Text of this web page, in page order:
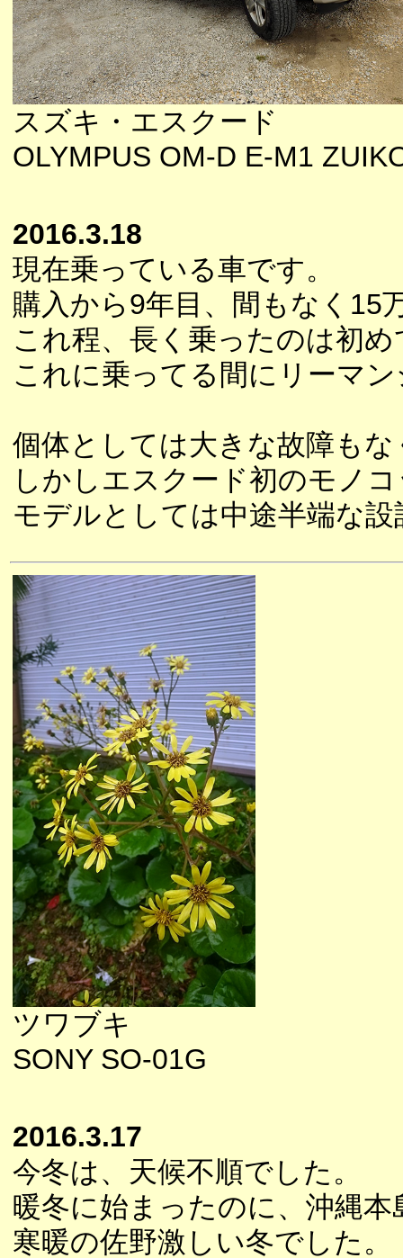
スズキ・エスクード
OLYMPUS OM-D E-M1
2016.3.18
現在乗っている車です。
購入から9年目、間もなく15
これ程、長く乗ったのは初
これに乗ってる間にリーマ
個体としては大きな故障も
しかしエスクード初のモノ
モデルとしては中途半端な
ツワブキ
SONY SO-01G
2016.3.17
今冬は、天候不順でした。
暖冬に始まったのに、沖縄
寒暖の佐野激しい冬でした。